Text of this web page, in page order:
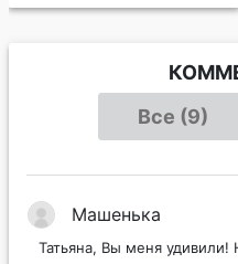
Все (9)
Машенька
Татьяна, Вы меня удивили!